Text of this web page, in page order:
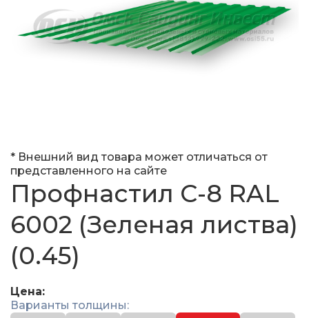
* Внешний вид товара может отличаться от
представленного на сайте
Профнастил С-8 RAL
6002 (Зеленая листва)
(0.45)
Цена:
Варианты толщины: